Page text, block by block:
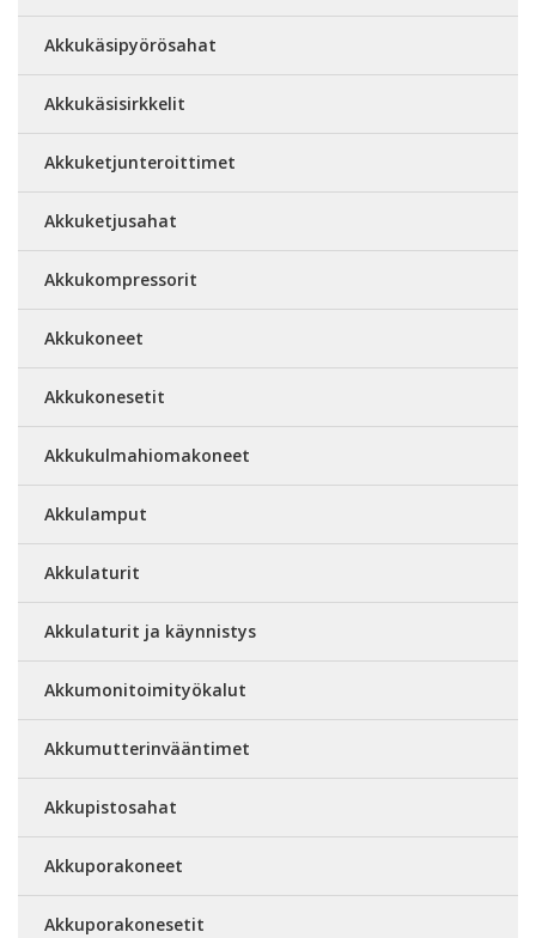
Akkukäsipyörösahat
Akkukäsisirkkelit
Akkuketjunteroittimet
Akkuketjusahat
Akkukompressorit
Akkukoneet
Akkukonesetit
Akkukulmahiomakoneet
Akkulamput
Akkulaturit
Akkulaturit ja käynnistys
Akkumonitoimityökalut
Akkumutterinvääntimet
Akkupistosahat
Akkuporakoneet
Akkuporakonesetit